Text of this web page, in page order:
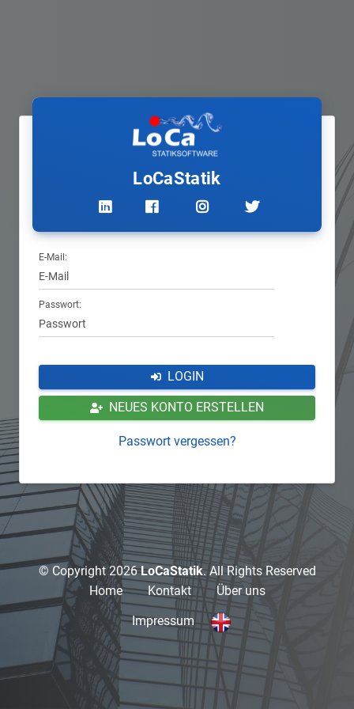
LoCaStatik
E-Mail:
Passwort:
LOGIN
NEUES KONTO ERSTELLEN
Passwort vergessen?
© Copyright 2026LoCaStatik. All Rights Reserved
Home Kontakt
Über uns
Impressum